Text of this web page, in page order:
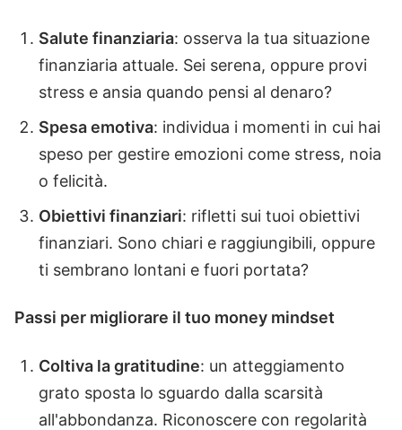
Salute finanziaria: osserva la tua situazione
finanziaria attuale. Sei serena, oppure provi
stress e ansia quando pensi al denaro?
Spesa emotiva: individua i momenti in cui hai
speso per gestire emozioni come stress, noia
o felicità.
Obiettivi finanziari: rifletti sui tuoi obiettivi
finanziari. Sono chiari e raggiungibili, oppure
ti sembrano lontani e fuori portata?
Passi per migliorare il tuo money mindset
Coltiva la gratitudine: un atteggiamento
grato sposta lo sguardo dalla scarsità
all'abbondanza. Riconoscere con regolarità